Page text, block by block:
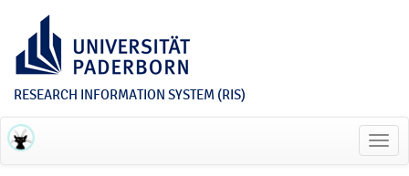
RESEARCH INFORMATION SYSTEM (RIS)